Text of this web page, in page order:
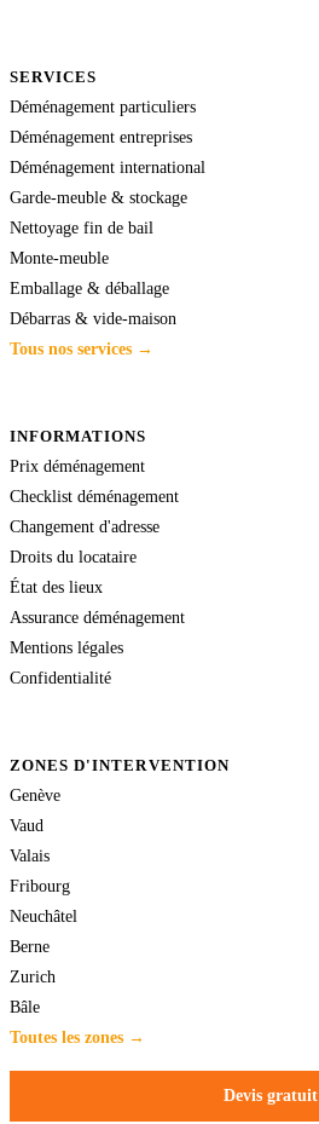
SERVICES
Déménagement particuliers
Déménagement entreprises
Déménagement international
Garde-meuble & stockage
Nettoyage fin de bail
Monte-meuble
Emballage & déballage
Débarras & vide-maison
Tous nos services →
INFORMATIONS
Prix déménagement
Checklist déménagement
Changement d'adresse
Droits du locataire
État des lieux
Assurance déménagement
Mentions légales
Confidentialité
ZONES D'INTERVENTION
Genève
Vaud
Valais
Fribourg
Neuchâtel
Berne
Zurich
Bâle
Toutes les zones →
Devis gratuit